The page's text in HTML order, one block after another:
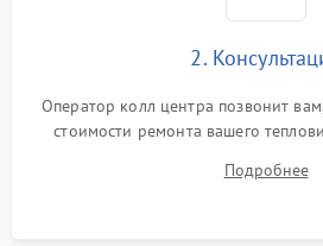
1500 ₽
Неисправность системы
2.
Оператор колл центра позвонит
стоимости ремонта вашего
Подробнее